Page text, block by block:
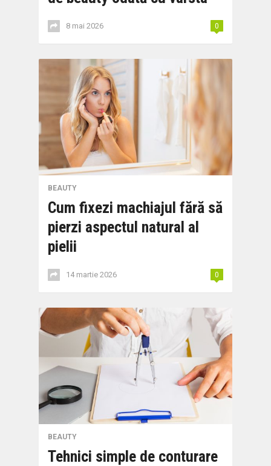
8 mai 2026 0
BEAUTY
Cum fixezi machiajul fără să
pierzi aspectul natural al
pielii
14 martie 2026 0
BEAUTY
Tehnici simple de conturare